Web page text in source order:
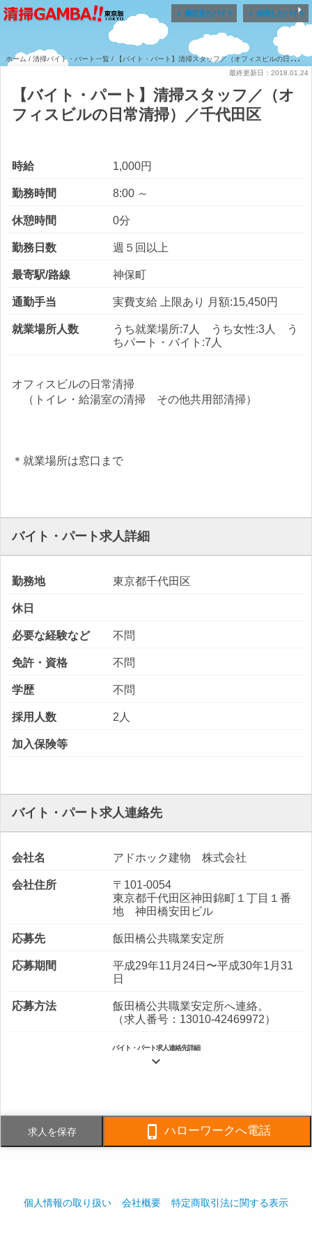
 最近見たバイト  保存したバイト
ホーム / 清掃バイト・パート一覧 / 【バイト・パート】清掃スタッフ／（オフィスビルの日常清掃）／千代田区
最終更新日：2018.01.24
【バイト・パート】清掃スタッフ／（オ
フィスビルの日常清掃）／千代田区
時給 1,000円
勤務時間 8:00 ～
休憩時間 0分
勤務日数 週５回以上
最寄駅/路線 神保町
通勤手当 実費支給 上限あり 月額:15,450円
就業場所人数
うち就業場所:7人 うち女性:3人 う
ちパート・バイト:7人
オフィスビルの日常清掃
（トイレ・給湯室の清掃 その他共用部清掃）
＊就業場所は窓口まで
バイト・パート求人詳細
勤務地 東京都千代田区
休日
必要な経験など 不問
免許・資格 不問
学歴 不問
採用人数 2人
加入保険等
バイト・パート求人連絡先
会社名 アドホック建物 株式会社
会社住所
〒101-0054
東京都千代田区神田錦町１丁目１番
地 神田橋安田ビル
応募先 飯田橋公共職業安定所
応募期間
平成29年11月24日〜平成30年1月31
日
応募方法
飯田橋公共職業安定所へ連絡。
（求人番号：13010-42469972）
バイト・パート求人連絡先詳細

事業内容
建物総合管理、各種工事請負、植
栽・造園
求人を保存  ハローワークへ電話
個人情報の取り扱い 会社概要 特定商取引法に関する表示